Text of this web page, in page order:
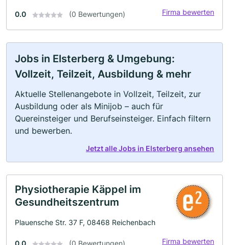
0.0 (0 Bewertungen) Firma bewerten
Jobs in Elsterberg & Umgebung:
Vollzeit, Teilzeit, Ausbildung & mehr
Aktuelle Stellenangebote in Vollzeit, Teilzeit, zur
Ausbildung oder als Minijob – auch für
Quereinsteiger und Berufseinsteiger. Einfach filtern
und bewerben.
Jetzt alle Jobs in Elsterberg ansehen
Physiotherapie Käppel im
Gesundheitszentrum
Plauensche Str. 37 F, 08468 Reichenbach
0.0 (0 Bewertungen) Firma bewerten